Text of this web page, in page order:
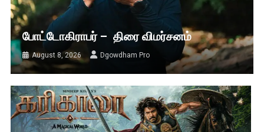
போட்டோகிராபர் – திரை விமர்சனம்
August 8, 2026 Dgowdham Pro